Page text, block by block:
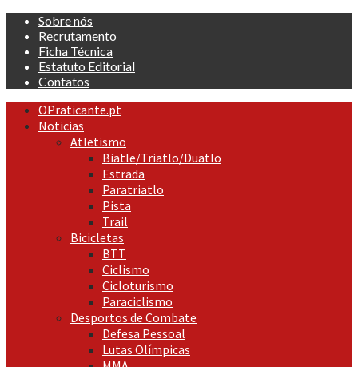
Skip
content
Sobre nós
Recrutamento
Ficha Técnica
Estatuto Editorial
Contatos
Primary
Menu
OPraticante.pt
Noticias
Atletismo
Biatle/Triatlo/Duatlo
Estrada
Paratriatlo
Pista
Trail
Bicicletas
BTT
Ciclismo
Cicloturismo
Paraciclismo
Desportos de Combate
Defesa Pessoal
Lutas Olímpicas